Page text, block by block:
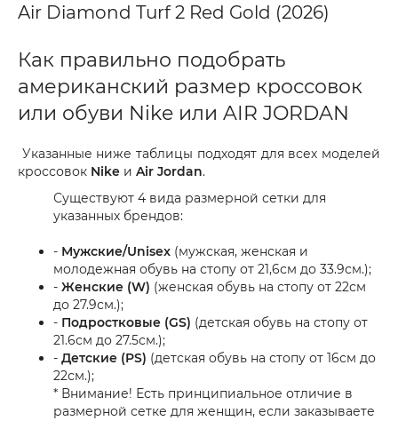
Air Diamond Turf 2 Red Gold (2026)
Как правильно подобрать
американский размер кроссовок
или обуви Nike или AIR JORDAN
Указанные ниже таблицы подходят для всех моделей
кроссовок Nike и Air Jordan.
Существуют 4 вида размерной сетки для
указанных брендов:
- Мужские/Unisex (мужская, женская и
молодежная обувь на стопу от 21,6см до 33.9см.);
- Женские (W) (женская обувь на стопу от 22см
до 27.9см.);
- Подростковые (GS) (детская обувь на стопу от
21.6см до 27.5см.);
- Детские (PS) (детская обувь на стопу от 16см до
22см.);
* Внимание! Есть принципиальное отличие в
размерной сетке для женщин, если заказываете